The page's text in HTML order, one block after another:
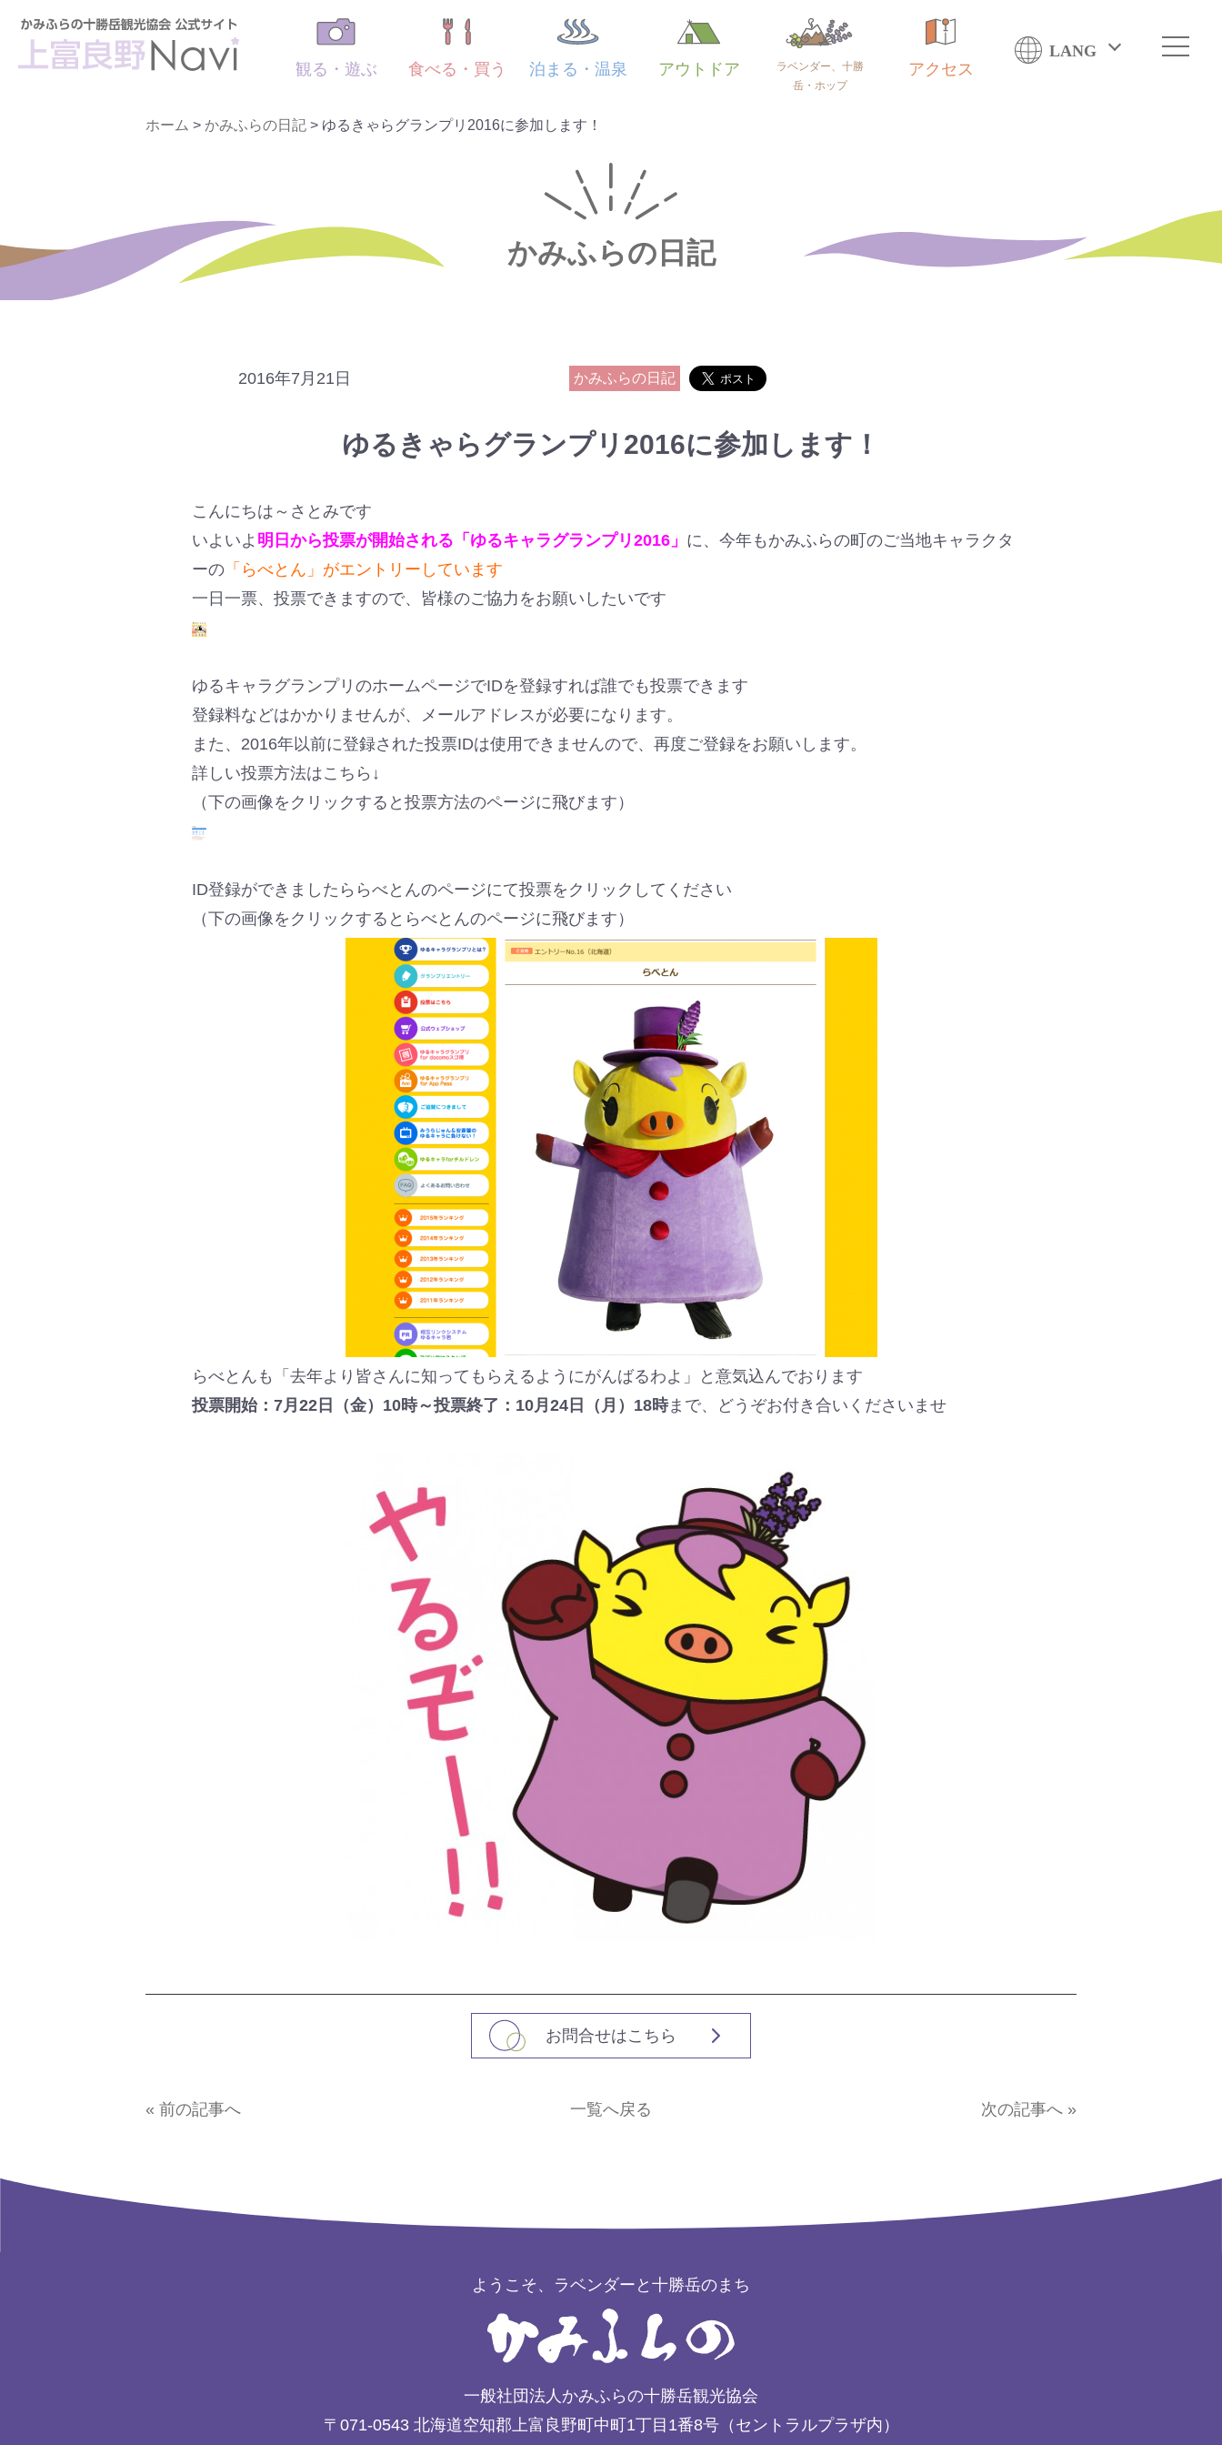
観る・遊ぶ 食べる・買う 泊まる・温泉 アウトドア
ラベンダー、十勝
岳・ホップ
アクセス
LANG
ホーム > かみふらの日記 > ゆるきゃらグランプリ2016に参加します！
かみふらの日記
2016年7月21日 かみふらの日記
ゆるきゃらグランプリ2016に参加します！
こんにちは～さとみです
いよいよ 明日から投票が開始される「ゆるキャラグランプリ2016」 に、今年もかみふらの町のご当地キャラクタ
ーの 「らべとん」がエントリーしています
一日一票、投票できますので、皆様のご協力をお願いしたいです
ゆるキャラグランプリのホームページでIDを登録すれば誰でも投票できます
登録料などはかかりませんが、メールアドレスが必要になります。
また、2016年以前に登録された投票IDは使用できませんので、再度ご登録をお願いします。
詳しい投票方法はこちら↓
（下の画像をクリックすると投票方法のページに飛びます）
ID登録ができましたららべとんのページにて投票をクリックしてください
（下の画像をクリックするとらべとんのページに飛びます）
らべとんも「去年より皆さんに知ってもらえるようにがんばるわよ」と意気込んでおります
投票開始：7月22日（金）10時～投票終了：10月24日（月）18時まで、どうぞお付き合いくださいませ
お問合せはこちら
« 前の記事へ 一覧へ戻る 次の記事へ »
ようこそ、ラベンダーと十勝岳のまち
一般社団法人かみふらの十勝岳観光協会
〒071-0543 北海道空知郡上富良野町中町1丁目1番8号（セントラルプラザ内）